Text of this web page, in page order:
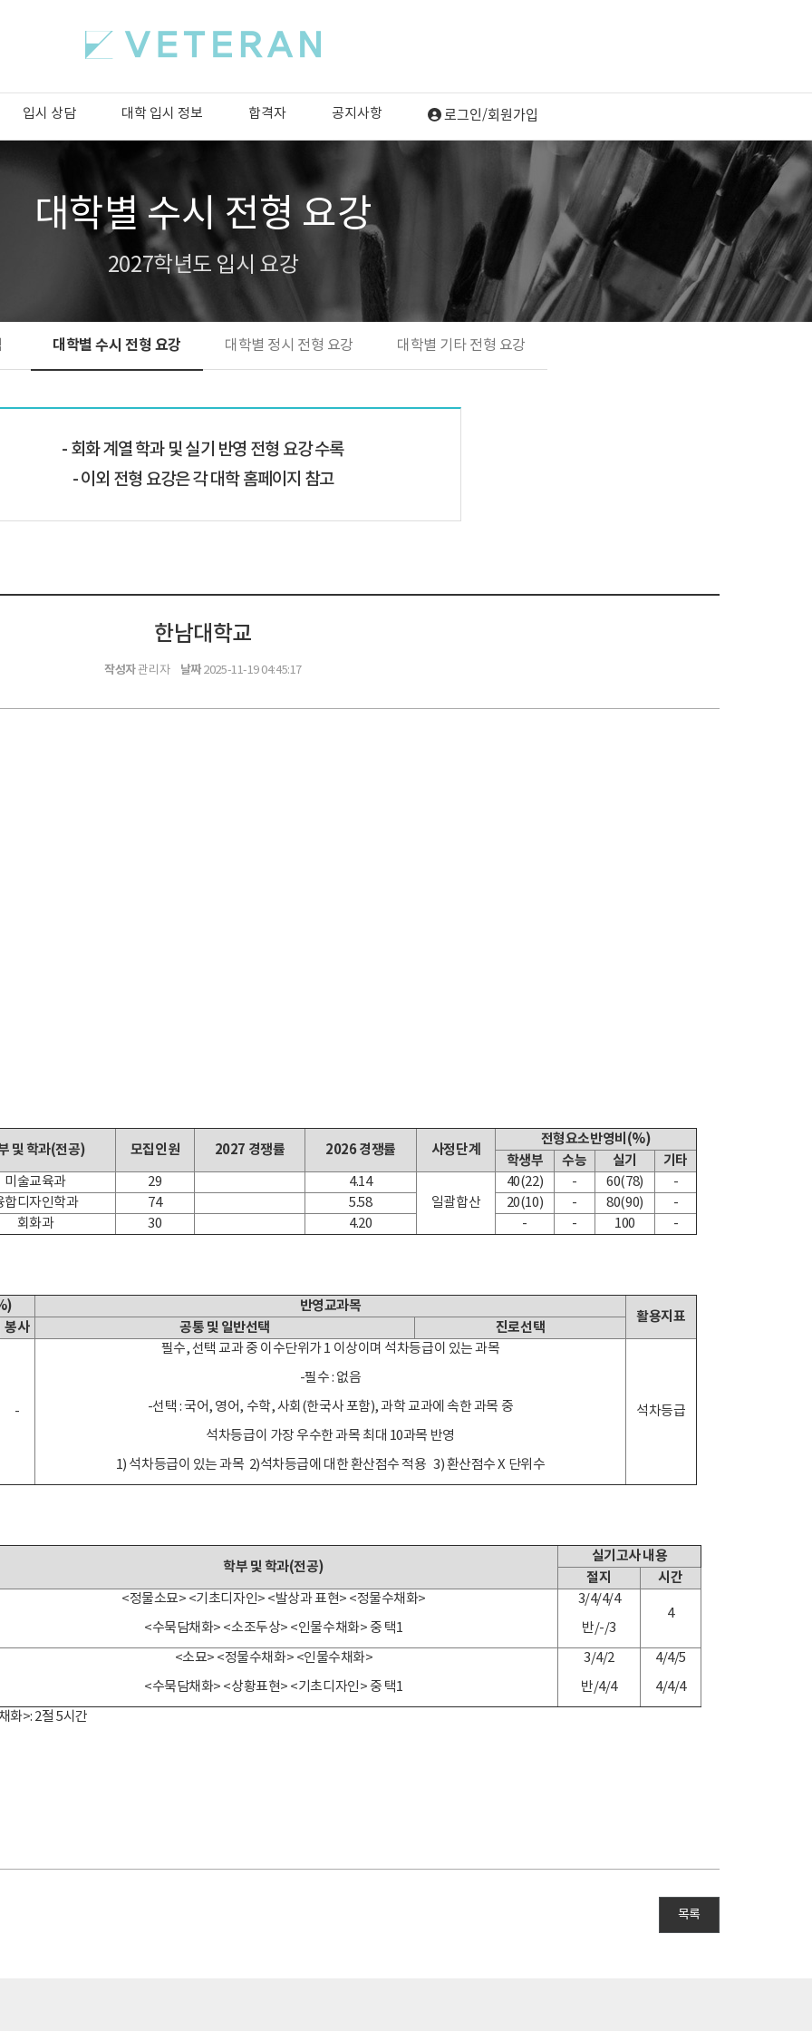
입시 상담 대학 입시 정보 합격자 공지사항
대학별 수시 전형 요강
2027학년도 입시 요강
대학별 수시 전형 요강 대학별 정시 전형 요강 대학별 기타 전형 요강
회화 계열 학과 및 실기 반영 전형 요강 수록
이외 전형 요강은 각 대학 홈페이지 참고
한남대학교
작성자관리자 날짜2025-11-19 04:45:17
및 학과(전공) 모집인원 2027 경쟁률 2026 경쟁률 사정단계
전형요소반영비(%)
학생부
수능 실기 기타
미술교육과 29
4.14
일괄합산
40(22) - 60(78)
-
합디자인학과
74 5.58 20(10) - 80(90)
-
회화과
30 4.20 - - 100 -
반영교과목
활용지표
봉사 공통 및 일반선택 진로선택
-
필수, 선택 교과 중 이수단위가 1 이상이며 석차등급이 있는 과목
-필수 : 없음
-선택 : 국어, 영어, 수학, 사회(한국사 포함), 과학 교과에 속한 과목 중
석차등급이 가장 우수한 과목 최대 10과목 반영
1) 석차등급이 있는 과목 2)석차등급에 대한 환산점수 적용 3) 환산점수 X 단위수
석차등급
학부 및 학과(전공)
실기고사 내용
절지
시간
<정물소묘> <기초디자인> <발상과 표현> <정물수채화>
<수묵담채화> <소조두상> <인물수채화> 중 택1
3/4/4/4
반/-/3
4
<소묘> <정물수채화> <인물수채화>
<수묵담채화> <상황표현> <기초디자인> 중 택1
3/4/2
반/4/4
4/4/5
4/4/4
화>: 2절 5시간
목록